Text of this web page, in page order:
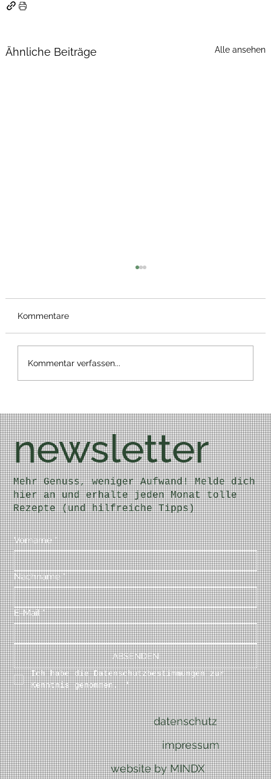
Ähnliche Beiträge Alle ansehen
Kommentare
Kommentar verfassen...
newsletter
Mehr Genuss, weniger Aufwand! Melde dich
hier an und erhalte jeden Monat tolle
Rezepte (und hilfreiche Tipps)
Vorname *
Nachname *
E-Mail *
ABSENDEN
Ich habe die Datenschutzbestimmungen zur
Kenntnis genommen. *
datenschutz
impressum
website by MINDX